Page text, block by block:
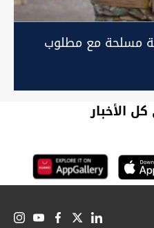
مسلحة مع مطلوب
الأخبار